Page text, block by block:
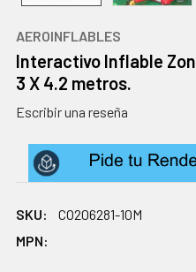
AEROINFLABLES
Interactivo Inflable
3 X 4.2 metros.
Escribir una reseña
SKU:
CO206281-10M
MPN: